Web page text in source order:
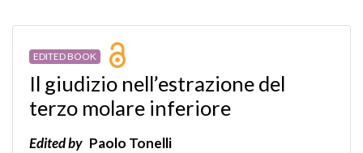
EDITED BOOK
Il giudizio nell’estrazione del
terzo molare inferiore
Edited by Paolo Tonelli